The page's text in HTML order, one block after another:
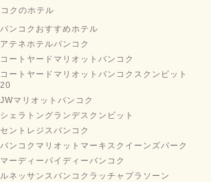
クのホテル
バンコクおすすめホテル
アテネホテルバンコク
コートヤードマリオットバンコク
コートヤードマリオットバンコクスクンビット
20
JWマリオットバンコク
シェラトングランデスクンビット
セントレジスバンコク
バンコクマリオットマーキスクイーンズパーク
マーディーパイディーバンコク
ルネッサンスバンコクラッチャプラソーン